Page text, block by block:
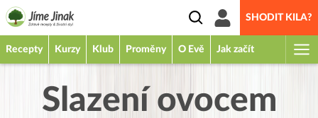
SHODIT KILA?
Recepty Kurzy Klub Proměny O Evě Jak začít
Slazení ovocem